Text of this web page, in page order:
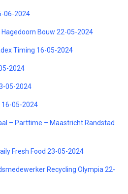
06-2024
Bouw 22-05-2024
Timing 16-05-2024
2024
05-2024
16-05-2024
– Parttime – Maastricht Randstad
Fresh Food 23-05-2024
Recycling Olympia 22-